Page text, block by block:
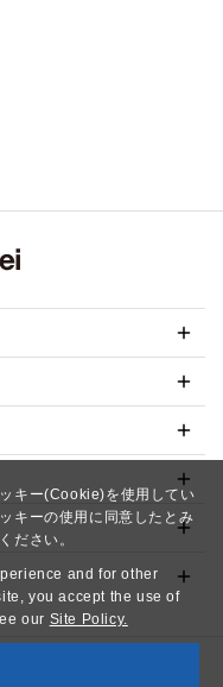
キー(Cookie)を使用してい
キーの使用に同意したとみ
ださい。
and for other
you accept the use of
our Site Policy.
Reserved.